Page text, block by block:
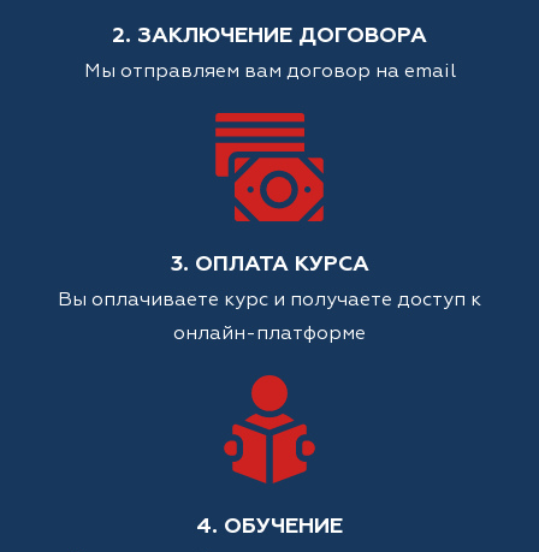
2. ЗАКЛЮЧЕНИЕ ДОГОВОРА
Мы отправляем вам договор на email
3. ОПЛАТА КУРСА
Вы оплачиваете курс и получаете доступ к
онлайн-платформе
4. ОБУЧЕНИЕ